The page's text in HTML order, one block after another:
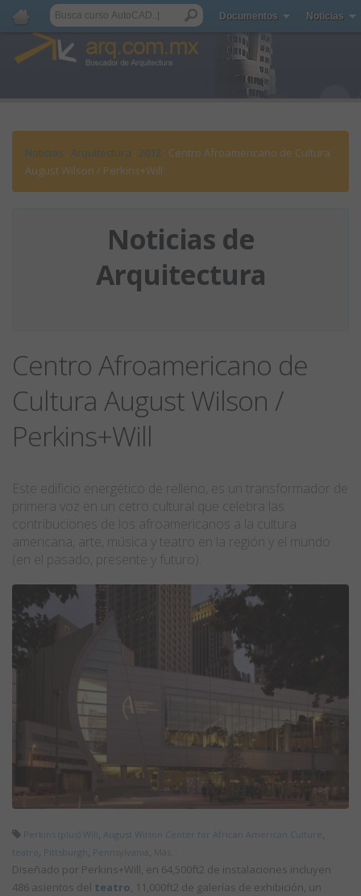
Documentos Noticias
Noticias : Arquitectura : 2012 : Centro Afroamericano de Cultura
August Wilson / Perkins+Will
Noticias de
Arquitectura
Centro Afroamericano de
Cultura August Wilson /
Perkins+Will
Este edificio energético de relleno, es un transformador de
primera voz en un cetro cultural que celebra las
contribuciones de los afroamericanos a la cultura
americana, arte, música y teatro en la región y el mundo
(en el pasado, presente y futuro).
Perkins (plus) Will, August Wilson Center for African American Culture,
teatro, Pittsburgh, Pennsylvania, Más...
Diseñado por Perkins+Will, en 64,500ft2 de instalaciones incluyen
486 asientos del teatro, 11,000ft2 de galerías de exhibición, un